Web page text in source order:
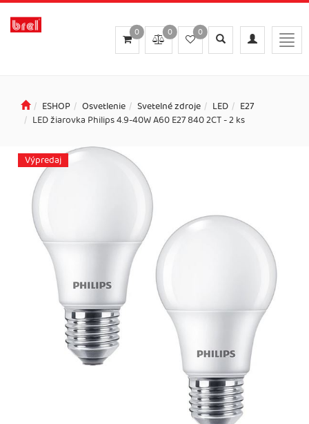
Toggle
navigation
Toggle
search
0
0
0
ESHOP Osvetlenie Svetelné zdroje LED
E27
LED žiarovka Philips 4.9-40W A60 E27 840 2CT - 2 ks
Výpredaj